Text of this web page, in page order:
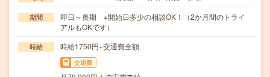
期間
即日～長期 ※開始日多少の相談OK！（2か月間のトライ
アルもOKです）
時給 時給1750円+交通費全額
交通費